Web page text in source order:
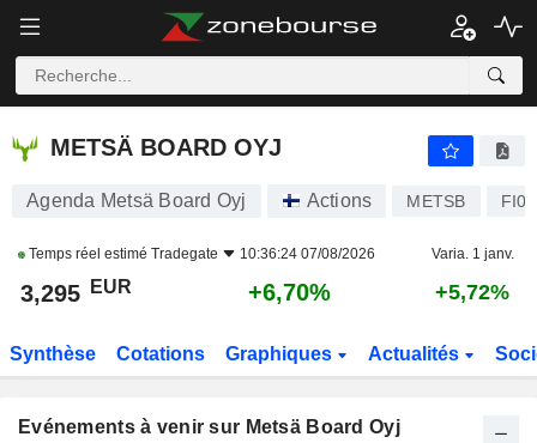
METSÄ BOARD OYJ
METSÄ BOARD OYJ
Agenda Metsä Board Oyj Actions METSB
Temps réel estimé Tradegate 10:36:24 07/08/2026 Varia. 1 janv.
3,295 EUR +6,70% +5,72%
Synthèse Cotations Graphiques Actualités
Evénements à venir sur Metsä Board Oyj